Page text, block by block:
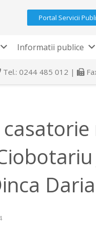
Portal Servicii
Informatii publice
Tel.: 0244 485 012 |